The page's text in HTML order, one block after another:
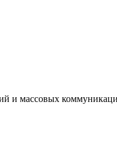
массовых